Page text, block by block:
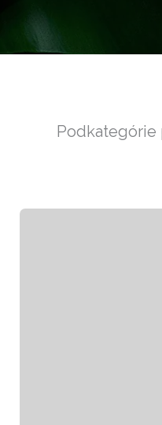
Podkategórie